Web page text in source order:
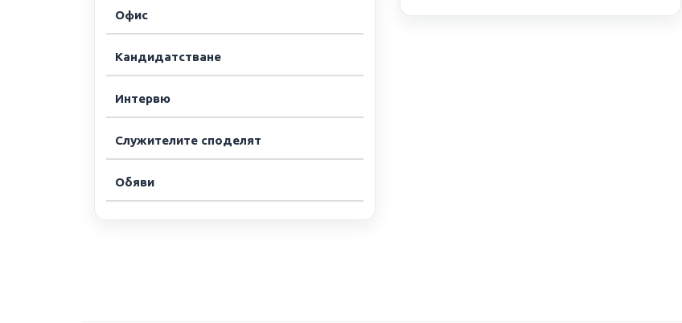
Офис
Кандидатстване
Интервю
Служителите споделят
Обяви